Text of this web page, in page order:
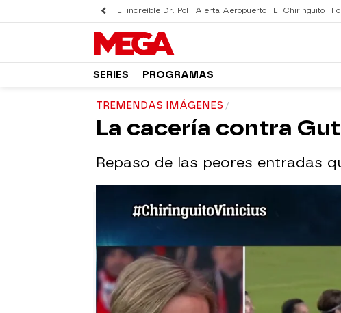
El increíble Dr. Pol Alerta Aeropuerto El Chiringuito
SERIES PROGRAMAS
TREMENDAS IMÁGENES
La cacería contra
Repaso de las peores entradas